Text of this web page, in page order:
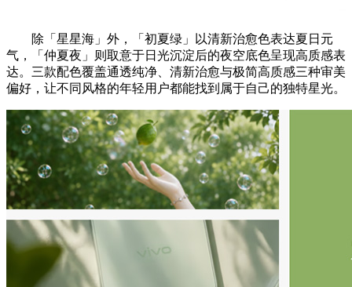
除「星星海」外，「初夏绿」以清新治愈色表达夏日元
气，「仲夏夜」则取意于日光沉淀后的夜空底色呈现高质感表
达。三款配色覆盖通透纯净、清新治愈与极简高质感三种审美
偏好，让不同风格的年轻用户都能找到属于自己的独特星光。